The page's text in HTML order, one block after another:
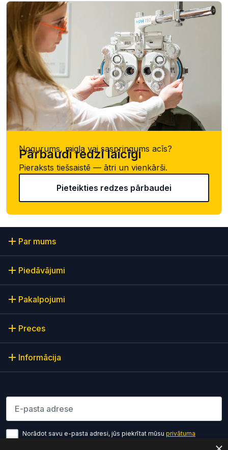
Nogurums, migla vai saspringums acīs?
Pārbaudi redzi laicīgi
Pieraksts tiešsaistē — ātri un vienkārši.
Pieteikties redzes pārbaudei
Par mums
Piedāvājumi
Pakalpojumi
Preces
Informācija
Lūdzu ievadiet e-pasta adresi
Norādot savu e-pasta adresi, jūs piekrītat mūsu privātuma